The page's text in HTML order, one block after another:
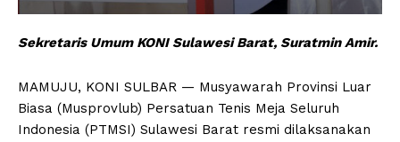
Sekretaris Umum KONI Sulawesi Barat, Suratmin Amir.
MAMUJU, KONI SULBAR — Musyawarah Provinsi Luar
Biasa (Musprovlub) Persatuan Tenis Meja Seluruh
Indonesia (PTMSI) Sulawesi Barat resmi dilaksanakan